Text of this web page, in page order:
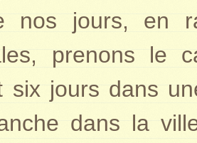
nos jours, en
prenons le
six jours dans
dans la